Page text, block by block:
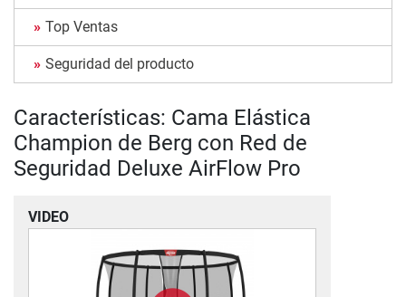
Top Ventas
Seguridad del producto
Características: Cama Elástica
Champion de Berg con Red de
Seguridad Deluxe AirFlow Pro
VIDEO